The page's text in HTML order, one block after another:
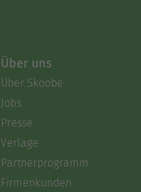
Über uns
Über Skoobe
Jobs
Presse
Verlage
Partnerprogramm
Firmenkunden